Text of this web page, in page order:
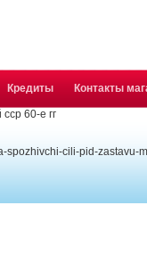
Кредиты Контакты
60-е гг
spozhivchi-cili-pid-zastavu-